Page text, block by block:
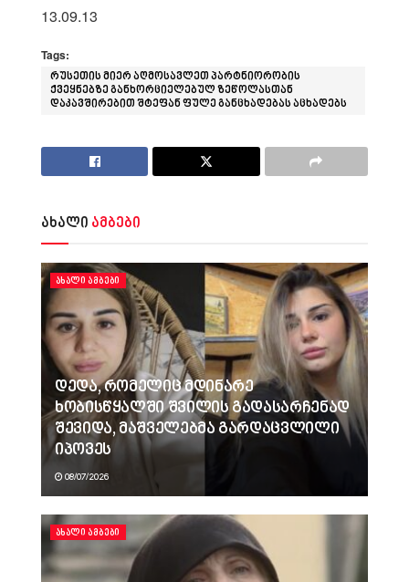
13.09.13
Tags:
რუსეთის მიერ აღმოსავლეთ პარტნიორობის
ქვეყნებზე განხორციელებულ ზეწოლასთან
დაკავშირებით შტეფან ფულე განცხადებას აცხადებს
ახალი ამბები
ᲐᲮᲐᲚᲘ ᲐᲛᲑᲔᲑᲘ
დედა, რომელიც მდინარე
ხობისწყალში შვილის გადასარჩენად
შევიდა, მაშველებმა გარდაცვლილი
იპოვეს
08/07/2026
ᲐᲮᲐᲚᲘ ᲐᲛᲑᲔᲑᲘ